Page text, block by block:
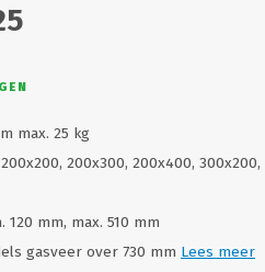
max. 25 kg
200x200, 200x300, 200x400,
mm, max. 510 mm
gasveer over 730 mm Lees meer